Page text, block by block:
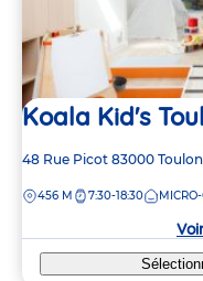
Koala Kid's
Adresse
la
48 Rue Picot 83000 Toulon
DISTANCE
456 M 7:30-18:30